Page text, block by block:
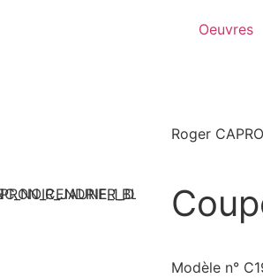
Oeuvres
Roger
Modèle n°